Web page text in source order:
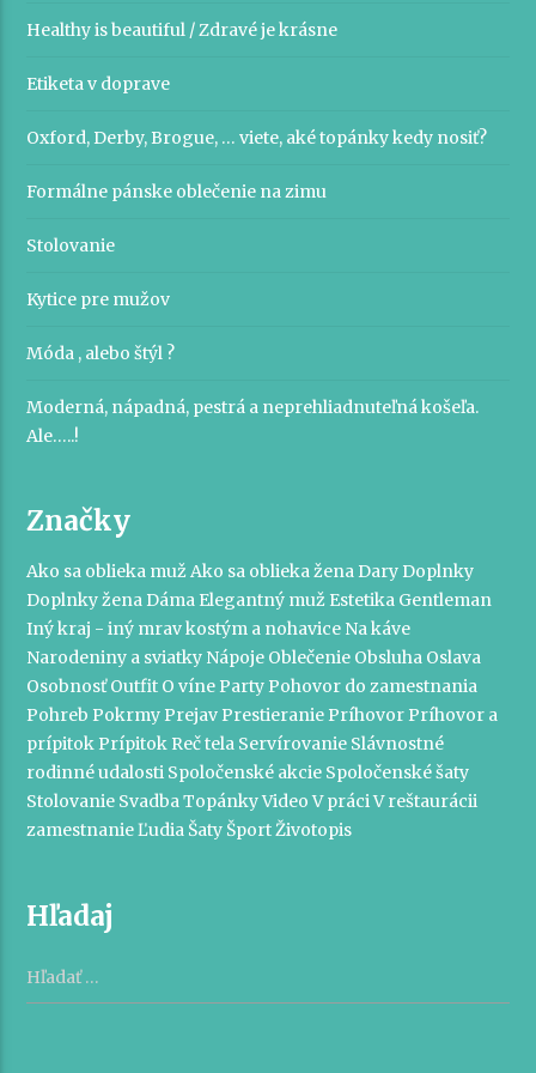
Healthy is beautiful / Zdravé je krásne
Etiketa v doprave
Oxford, Derby, Brogue, … viete, aké topánky kedy nosiť?
Formálne pánske oblečenie na zimu
Stolovanie
Kytice pre mužov
Móda , alebo štýl ?
Moderná, nápadná, pestrá a neprehliadnuteľná košeľa.
Ale…..!
Značky
Ako sa oblieka muž Ako sa oblieka ženaDaryDoplnky
Doplnky ženaDáma Elegantný muž Estetika Gentleman
Iný kraj - iný mravkostým a nohavice Na káve
Narodeniny a sviatky Nápoje Oblečenie Obsluha Oslava
OsobnosťOutfit O víne Party Pohovor do zamestnania
Pohreb Pokrmy Prejav Prestieranie Príhovor Príhovor a
prípitok Prípitok Reč tela Servírovanie Slávnostné
rodinné udalosti Spoločenské akcie Spoločenské šaty
Stolovanie SvadbaTopánkyVideo V práciV reštaurácii
zamestnanieĽudia Šaty ŠportŽivotopis
Hľadaj